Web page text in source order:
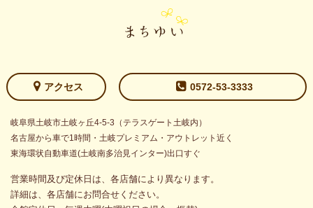
アクセス 0572-53-3333
岐阜県土岐市土岐ヶ丘4-5-3（テラスゲート土岐内）
名古屋から車で1時間・土岐プレミアム・アウトレット近く
東海環状自動車道(土岐南多治見インター)出口すぐ
営業時間及び定休日は、各店舗により異なります。
詳細は、各店舗にお問合せください。